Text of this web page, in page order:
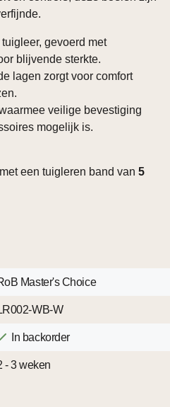
gevoerd met
blijvende sterkte.
lagen zorgt voor comfort
veilige bevestiging
mogelijk is.
een tuigleren band van 5
Master's Choice
WB-W
In backorder
- 3 weken